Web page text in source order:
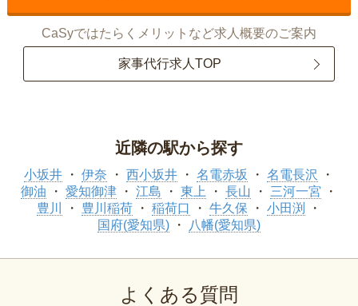
CaSyではたらくメリットなど求人概要のご案内
家事代行求人TOP
近隣の駅から探す
小坂井 伊奈 西小坂井 名電赤坂
名電長沢
御油
愛知御津 江島 東上 長山
三河一宮
豊川
豊川稲荷 稲荷口 牛久保
小田渕
国府(愛知県)
八幡(愛知県)
よくある質問